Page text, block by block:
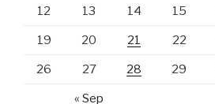
« Sep
12 13 14 15
19 20 21 22
26 27 28 29